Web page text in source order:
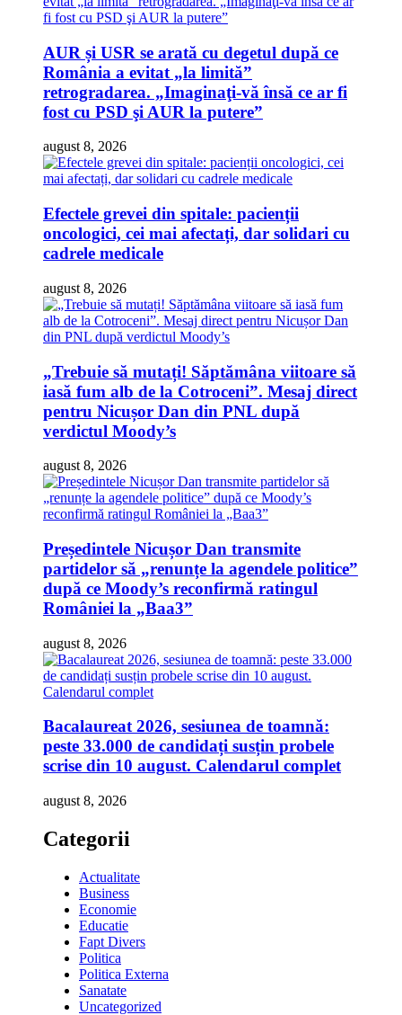
AUR și USR se arată cu degetul după ce
România a evitat „la limită”
retrogradarea. „Imaginaţi-vă însă ce ar fi
fost cu PSD şi AUR la putere”
august 8, 2026
Efectele grevei din spitale: pacienții
oncologici, cei mai afectați, dar solidari cu
cadrele medicale
august 8, 2026
„Trebuie să mutați! Săptămâna viitoare să
iasă fum alb de la Cotroceni”. Mesaj direct
pentru Nicușor Dan din PNL după
verdictul Moody’s
august 8, 2026
Președintele Nicușor Dan transmite
partidelor să „renunțe la agendele politice”
după ce Moody’s reconfirmă ratingul
României la „Baa3”
august 8, 2026
Bacalaureat 2026, sesiunea de toamnă:
peste 33.000 de candidați susțin probele
scrise din 10 august. Calendarul complet
august 8, 2026
Categorii
Actualitate
Business
Economie
Educatie
Fapt Divers
Politica
Politica Externa
Sanatate
Uncategorized